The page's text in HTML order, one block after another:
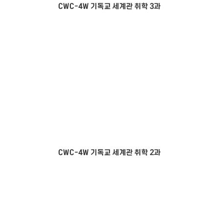
CWC-4W 기독교 세계관 취학 3과
CWC-4W 기독교 세계관 취학 2과